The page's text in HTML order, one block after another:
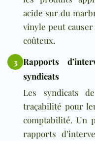
acide sur du
vinyle peut
coûteux.
3 Rapports
syndicats
Les syndicats
traçabilité pour
comptabilité. Un
rapports